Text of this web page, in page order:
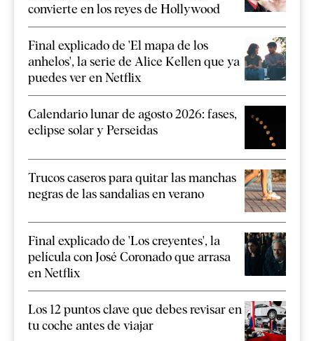
convierte en los reyes de Hollywood
Final explicado de 'El mapa de los
anhelos', la serie de Alice Kellen que ya
puedes ver en Netflix
Calendario lunar de agosto 2026: fases,
eclipse solar y Perseidas
Trucos caseros para quitar las manchas
negras de las sandalias en verano
Final explicado de 'Los creyentes', la
película con José Coronado que arrasa
en Netflix
Los 12 puntos clave que debes revisar en
tu coche antes de viajar